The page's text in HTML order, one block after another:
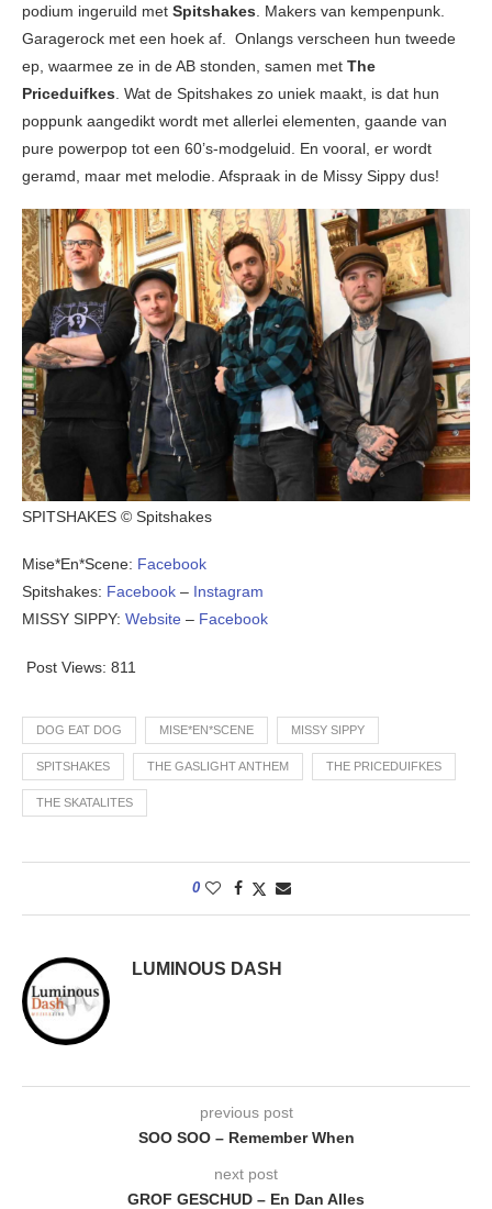
podium ingeruild met Spitshakes . Makers van kempenpunk.
Garagerock met een hoek af. Onlangs verscheen hun tweede
ep, waarmee ze in de AB stonden, samen met The
Priceduifkes . Wat de Spitshakes zo uniek maakt, is dat hun
poppunk aangedikt wordt met allerlei elementen, gaande van
pure powerpop tot een 60’s-modgeluid. En vooral, er wordt
geramd, maar met melodie. Afspraak in de Missy Sippy dus!
SPITSHAKES © Spitshakes
Mise*En*Scene: Facebook
Spitshakes: Facebook – Instagram
MISSY SIPPY: Website – Facebook
Post Views: 811
DOG EAT DOG MISE*EN*SCENE MISSY SIPPY
SPITSHAKES THE GASLIGHT ANTHEM THE PRICEDUIFKES
THE SKATALITES
0
LUMINOUS DASH
previous post
SOO SOO – Remember When
next post
GROF GESCHUD – En Dan Alles